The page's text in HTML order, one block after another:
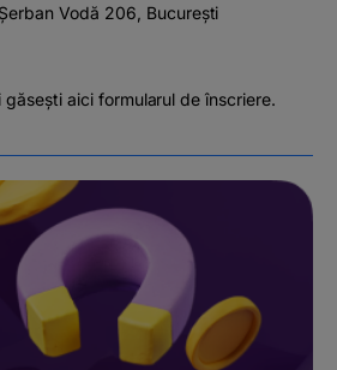
Vodă 206, București
aici formularul de înscriere.